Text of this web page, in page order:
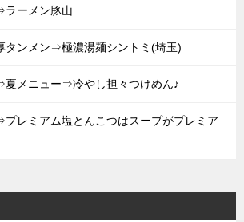
ーメン豚山
タンメン⇒極濃湯麺シントミ(埼玉)
夏メニュー⇒冷やし担々つけめん♪
レミアム塩とんこつはスープがプレミア